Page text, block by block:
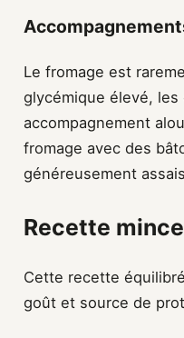
Le fromage est
glycémique élevé,
accompagnement
fromage avec des
généreusement
Recette
Cette recette
goût et source de